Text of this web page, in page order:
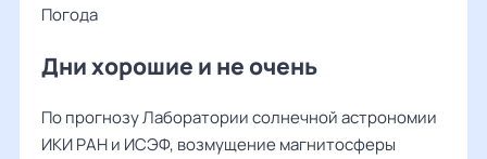
Погода
Дни хорошие и не очень
По прогнозу Лаборатории солнечной астрономии
ИКИ РАН и ИСЭФ, возмущение магнитосферы